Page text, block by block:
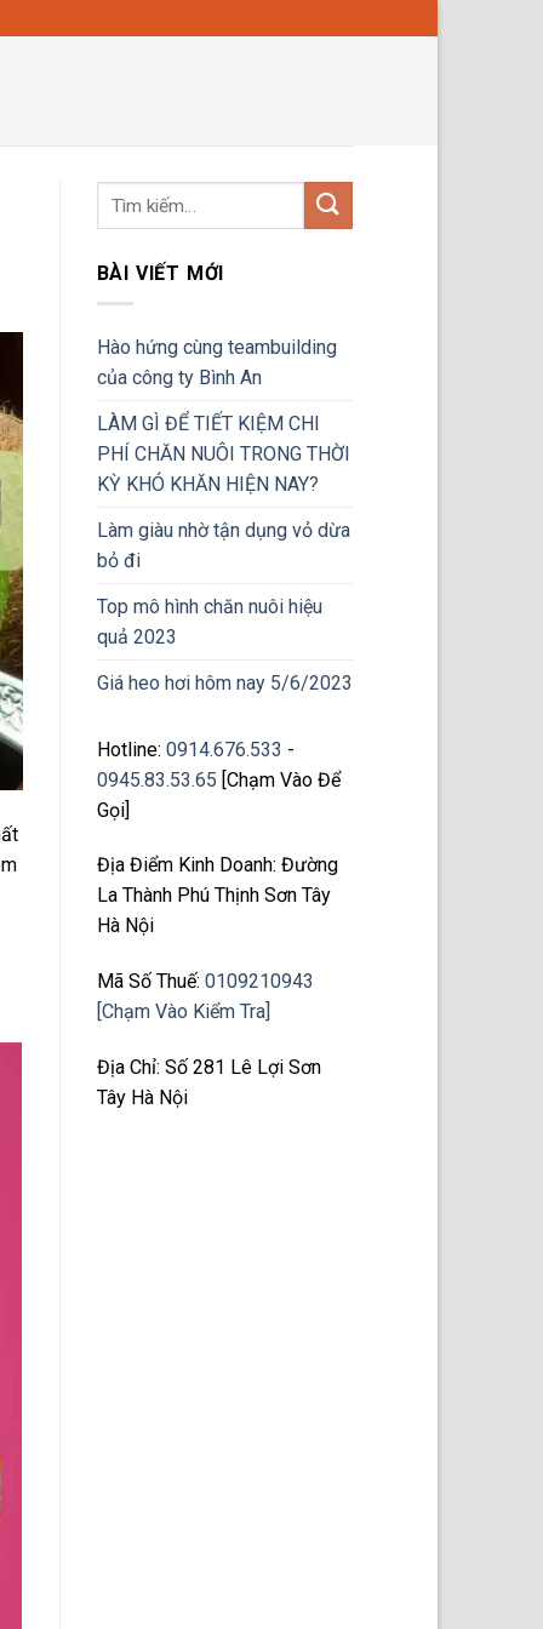
BÀI VIẾT MỚI
Hào hứng cùng teambuilding
của công ty Bình An
LÀM GÌ ĐỂ TIẾT KIỆM CHI
PHÍ CHĂN NUÔI TRONG THỜI
KỲ KHÓ KHĂN HIỆN NAY?
Làm giàu nhờ tận dụng vỏ dừa
bỏ đi
Top mô hình chăn nuôi hiệu
quả 2023
Giá heo hơi hôm nay 5/6/2023
Hotline: 0914.676.533 -
0945.83.53.65 [Chạm Vào Để
Gọi]
Địa Điểm Kinh Doanh: Đường
La Thành Phú Thịnh Sơn Tây
Hà Nội
Mã Số Thuế: 0109210943
[Chạm Vào Kiểm Tra]
Địa Chỉ: Số 281 Lê Lợi Sơn
Tây Hà Nội